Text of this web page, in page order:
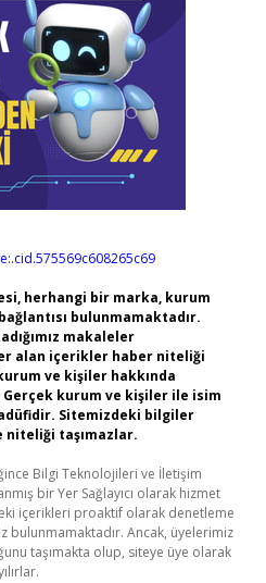
herhangi bir marka, kurum
bulunmamaktadır.
makaleler
alan içerikler haber niteliği
ve kişiler hakkında
Gerçek kurum ve kişiler ile isim
Sitemizdeki bilgiler
taşımazlar.
Bilgi Teknolojileri ve İletişim
bir Yer Sağlayıcı olarak hizmet
içerikleri proaktif olarak denetleme
bulunmamaktadır. Ancak, üyelerimiz
taşımakta olup, siteye üye olarak